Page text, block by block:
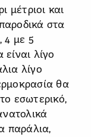
μέτριοι και
στα
4 με 5
λίγο
λίγο
θα
εσωτερικό,
παράλια,